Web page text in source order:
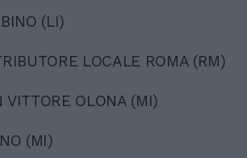
(LI)
LOCALE ROMA (RM)
VITTORE OLONA (MI)
(MI)